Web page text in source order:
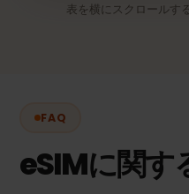
表を横にスクロールす
FAQ
eSIMに関す